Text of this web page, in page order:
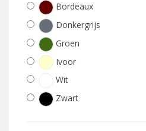
Bordeaux
Donkergrijs
Groen
Ivoor
Wit
Zwart